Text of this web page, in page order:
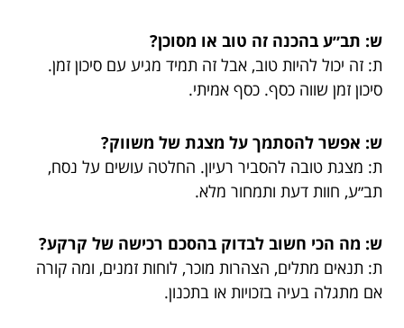
ש: תב״ע בהכנה זה טוב או מסוכן?
ת: זה יכול להיות טוב, אבל זה תמיד מגיע עם סיכון זמן.
סיכון זמן שווה כסף. כסף אמיתי.
ש: אפשר להסתמך על מצגת של משווק?
ת: מצגת טובה להסביר רעיון. החלטה עושים על נסח,
תב״ע, חוות דעת ותמחור מלא.
ש: מה הכי חשוב לבדוק בהסכם רכישה של קרקע?
ת: תנאים מתלים, הצהרות מוכר, לוחות זמנים, ומה קורה
אם מתגלה בעיה בזכויות או בתכנון.